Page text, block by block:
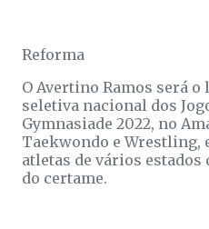
Reforma
O Avertino Ramos será
seletiva nacional dos
Gymnasiade 2022, no
Taekwondo e Wrestling,
atletas de vários
do certame.